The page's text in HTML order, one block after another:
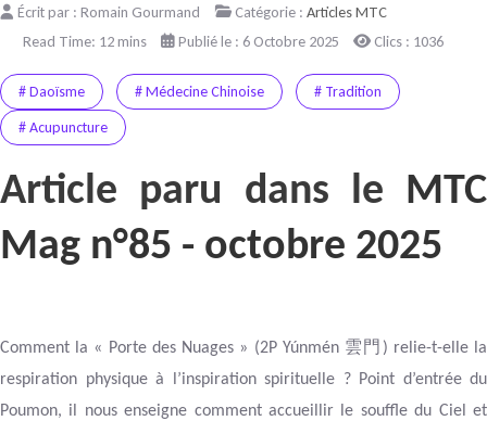
Écrit par : Romain Gourmand Catégorie : Articles MTC
Read Time: 12 mins
Publié le : 6 Octobre 2025 Clics : 1036
# Daoïsme # Médecine Chinoise
# Tradition
# Acupuncture
Article paru dans le MTC
Mag n°85 - octobre 2025
Comment la « Porte des Nuages » (2P Yúnmén 雲門 ) relie-t-elle la
respiration physique à l’inspiration spirituelle ? Point d’entrée du
Poumon, il nous enseigne comment accueillir le souffle du Ciel et